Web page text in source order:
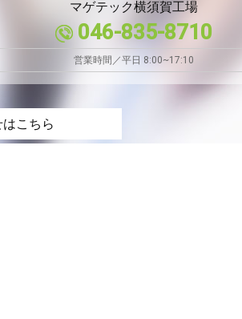
マゲテック横須賀工場
046-835-8710
営業時間／平日 8:00~17:10
こちら